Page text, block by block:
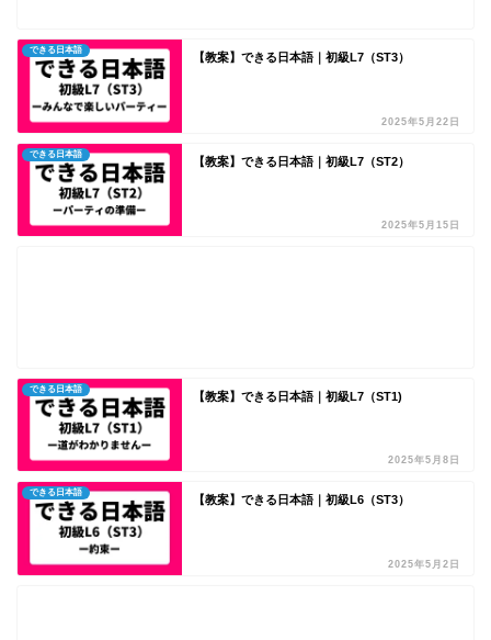
できる日本語
【教案】できる日本語｜初級L7（ST3）
2025年5月22日
できる日本語
【教案】できる日本語｜初級L7（ST2）
2025年5月15日
できる日本語
【教案】できる日本語｜初級L7（ST1)
2025年5月8日
できる日本語
【教案】できる日本語｜初級L6（ST3）
2025年5月2日